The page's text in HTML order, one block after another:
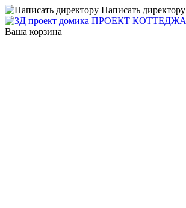
Написать директору
ПРОЕКТ КОТТЕДЖА
Ваша корзина